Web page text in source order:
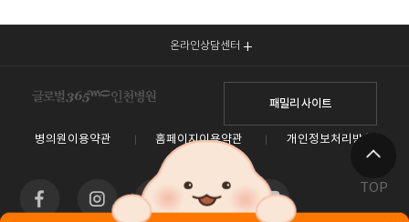
TOP
온라인상담센터
패밀리 사이트
병의원이용약관 홈페이지이용약관 개인정보처리방침